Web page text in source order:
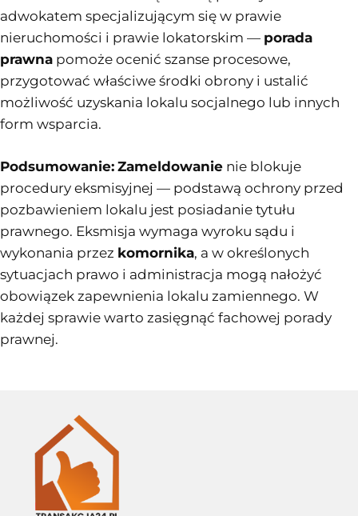
adwokatem specjalizującym się w prawie
nieruchomości i prawie lokatorskim — porada
prawna pomoże ocenić szanse procesowe,
przygotować właściwe środki obrony i ustalić
możliwość uzyskania lokalu socjalnego lub innych
form wsparcia.
Podsumowanie: Zameldowanie nie blokuje
procedury eksmisyjnej — podstawą ochrony przed
pozbawieniem lokalu jest posiadanie tytułu
prawnego. Eksmisja wymaga wyroku sądu i
wykonania przez komornika, a w określonych
sytuacjach prawo i administracja mogą nałożyć
obowiązek zapewnienia lokalu zamiennego. W
każdej sprawie warto zasięgnąć fachowej porady
prawnej.